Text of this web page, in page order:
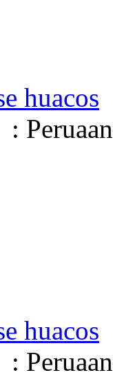
huacos
huacos